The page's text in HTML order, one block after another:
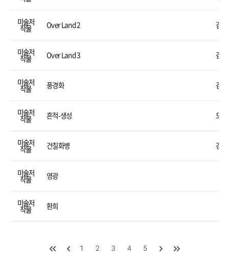
미술저
작물 Over Land 2 김
미술저
작물 Over Land 3 김
미술저
작물 풍경화 김
미술저
작물 흔적-생성 도태
미술저
작물 건칠화병 강
미술저
작물 영광
미술저
작물 환희
1 2 3 4 5